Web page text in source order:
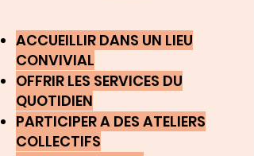
ACCUEILLIR DANS UN LIEU
CONVIVIAL
OFFRIR LES SERVICES DU
QUOTIDIEN
PARTICIPER A DES ATELIERS
COLLECTIFS